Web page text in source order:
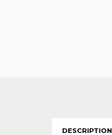
DESCRIPTION